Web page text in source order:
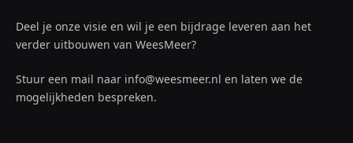
Deel je onze visie en wil je een bijdrage leveren aan het
verder uitbouwen van WeesMeer?
Stuur een mail naar info@weesmeer.nl en laten we de
mogelijkheden bespreken.